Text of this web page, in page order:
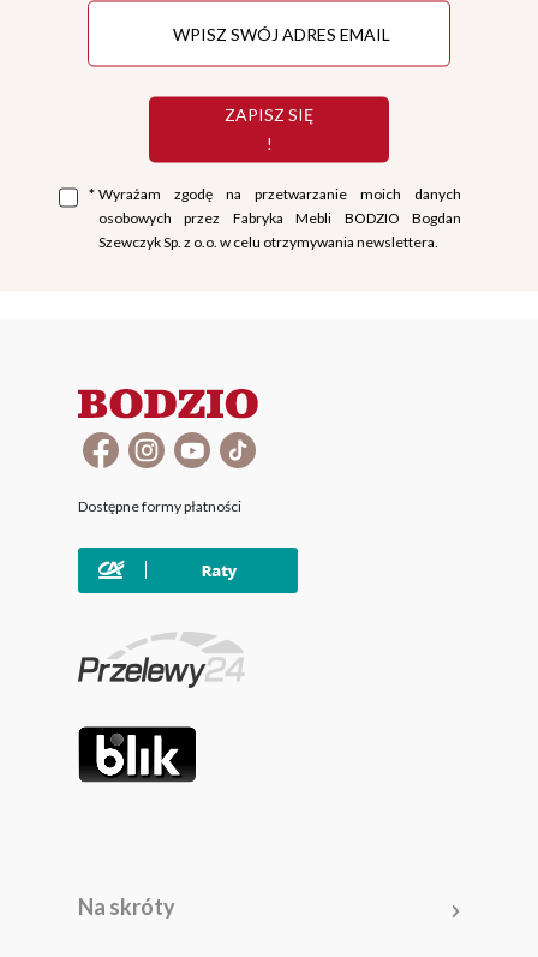
ZAPISZ SIĘ
!
* Wyrażam zgodę na przetwarzanie moich danych
osobowych przez Fabryka Mebli BODZIO Bogdan
Szewczyk Sp. z o.o. w celu otrzymywania newslettera.
Dostępne formy płatności
Na skróty